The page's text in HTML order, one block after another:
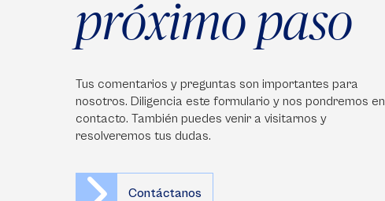
próximo paso
Tus comentarios y preguntas son importantes para
nosotros. Diligencia este formulario y nos pondremos en
contacto. También puedes venir a visitarnos y
resolveremos tus dudas.
Contáctanos